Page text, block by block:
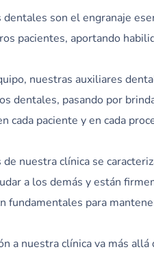
dentales son el engranaje
pacientes, aportando
nuestras auxiliares
dentales, pasando por
cada paciente y en cada
de nuestra clínica se
a los demás y están
fundamentales para
a nuestra clínica va más